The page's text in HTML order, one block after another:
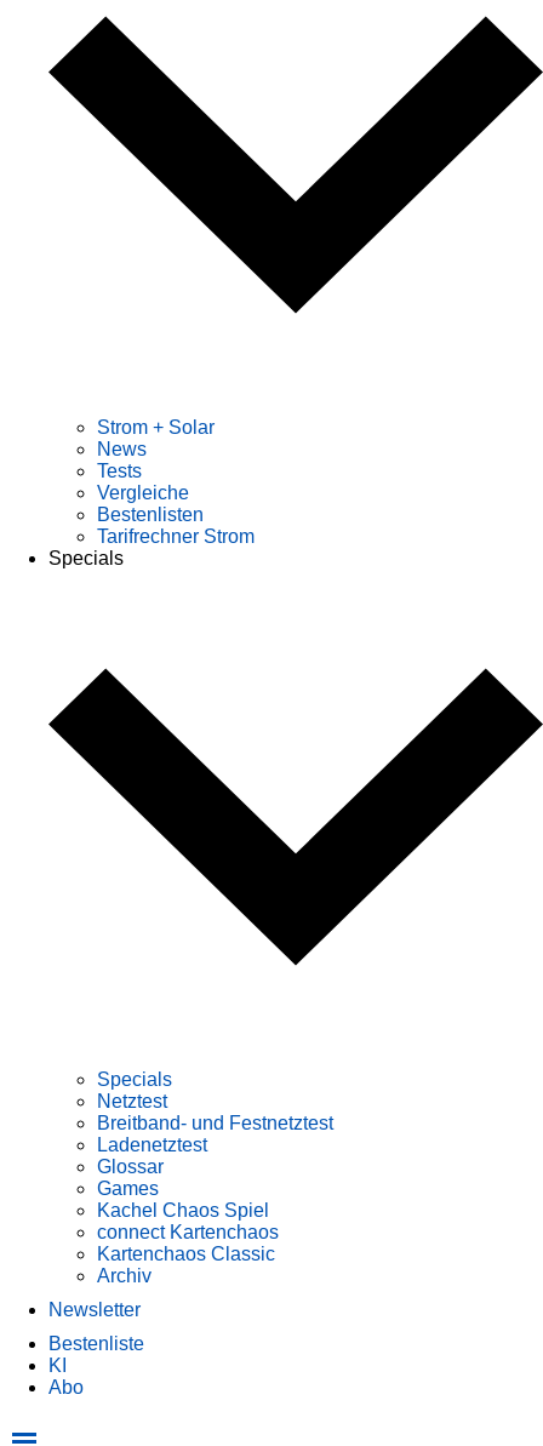
Strom + Solar
News
Tests
Vergleiche
Bestenlisten
Tarifrechner Strom
Specials
Specials
Netztest
Breitband- und Festnetztest
Ladenetztest
Glossar
Games
Kachel Chaos Spiel
connect Kartenchaos
Kartenchaos Classic
Archiv
Newsletter
Bestenliste
KI
Abo